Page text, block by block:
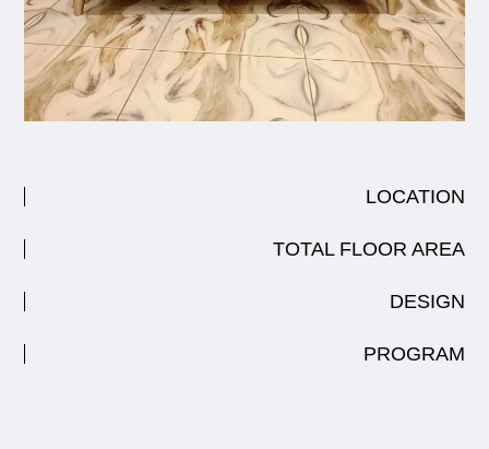
LOCATION
TOTAL FLOOR AREA
DESIGN
PROGRAM